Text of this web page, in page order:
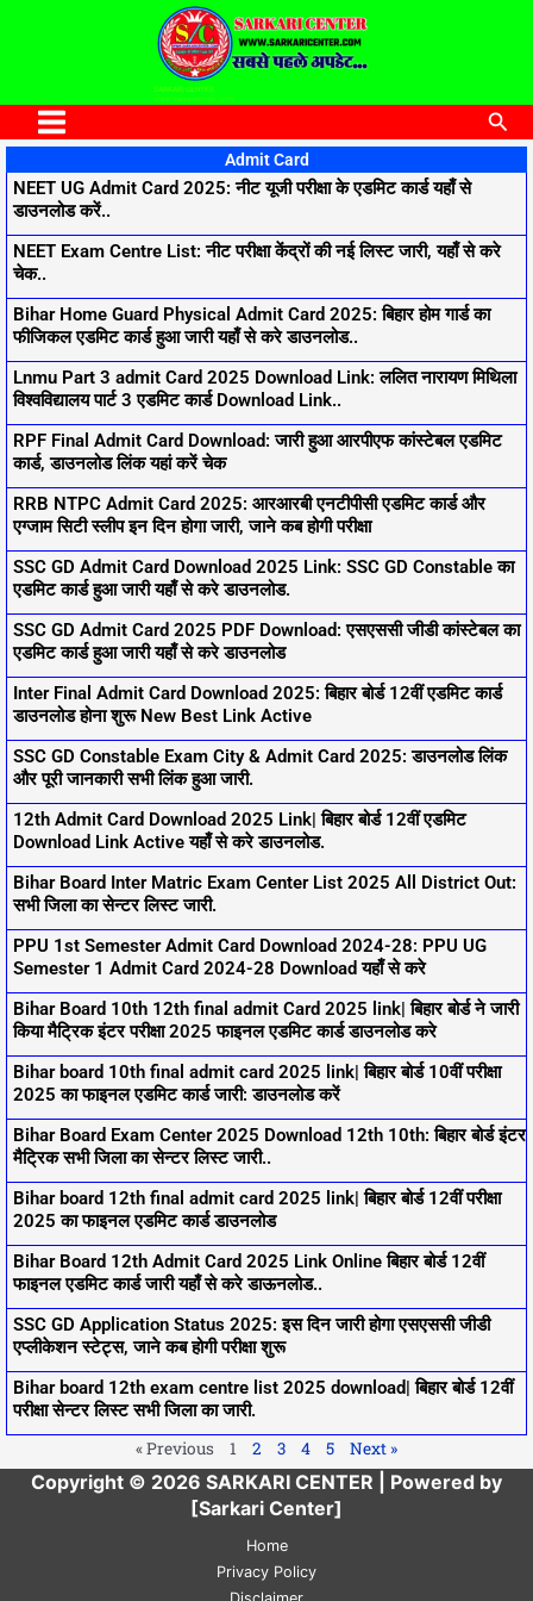
SARKARI CENTER
www.sarkaricenter.com
Main
Menu
Admit Card
NEET UG Admit Card 2025: नीट यूजी परीक्षा के एडमिट कार्ड यहाँ से
डाउनलोड करें..
NEET Exam Centre List: नीट परीक्षा केंद्रों की नई लिस्ट जारी, यहाँ से करे
चेक..
Bihar Home Guard Physical Admit Card 2025: बिहार होम गार्ड का
फीजिकल एडमिट कार्ड हुआ जारी यहाँ से करे डाउनलोड..
Lnmu Part 3 admit Card 2025 Download Link: ललित नारायण मिथिला
विश्वविद्यालय पार्ट 3 एडमिट कार्ड Download Link..
RPF Final Admit Card Download: जारी हुआ आरपीएफ कांस्टेबल एडमिट
कार्ड, डाउनलोड लिंक यहां करें चेक
RRB NTPC Admit Card 2025: आरआरबी एनटीपीसी एडमिट कार्ड और
एग्जाम सिटी स्लीप इन दिन होगा जारी, जाने कब होगी परीक्षा
SSC GD Admit Card Download 2025 Link: SSC GD Constable का
एडमिट कार्ड हुआ जारी यहाँ से करे डाउनलोड.
SSC GD Admit Card 2025 PDF Download: एसएससी जीडी कांस्टेबल का
एडमिट कार्ड हुआ जारी यहाँ से करे डाउनलोड
Inter Final Admit Card Download 2025: बिहार बोर्ड 12वीं एडमिट कार्ड
डाउनलोड होना शुरू New Best Link Active
SSC GD Constable Exam City & Admit Card 2025: डाउनलोड लिंक
और पूरी जानकारी सभी लिंक हुआ जारी.
12th Admit Card Download 2025 Link| बिहार बोर्ड 12वीं एडमिट
Download Link Active यहाँ से करे डाउनलोड.
Bihar Board Inter Matric Exam Center List 2025 All District Out:
सभी जिला का सेन्टर लिस्ट जारी.
PPU 1st Semester Admit Card Download 2024-28: PPU UG
Semester 1 Admit Card 2024-28 Download यहाँ से करे
Bihar Board 10th 12th final admit Card 2025 link| बिहार बोर्ड ने जारी
किया मैट्रिक इंटर परीक्षा 2025 फाइनल एडमिट कार्ड डाउनलोड करे
Bihar board 10th final admit card 2025 link| बिहार बोर्ड 10वीं परीक्षा
2025 का फाइनल एडमिट कार्ड जारी: डाउनलोड करें
Bihar Board Exam Center 2025 Download 12th 10th: बिहार बोर्ड इंटर
मैट्रिक सभी जिला का सेन्टर लिस्ट जारी..
Bihar board 12th final admit card 2025 link| बिहार बोर्ड 12वीं परीक्षा
2025 का फाइनल एडमिट कार्ड डाउनलोड
Bihar Board 12th Admit Card 2025 Link Online बिहार बोर्ड 12वीं
फाइनल एडमिट कार्ड जारी यहाँ से करे डाऊनलोड..
SSC GD Application Status 2025: इस दिन जारी होगा एसएससी जीडी
एप्लीकेशन स्टेट्स, जाने कब होगी परीक्षा शुरू
Bihar board 12th exam centre list 2025 download| बिहार बोर्ड 12वीं
परीक्षा सेन्टर लिस्ट सभी जिला का जारी.
« Previous
a
g
1
a
g
2
a
g
3
a
g
4
a
g
5 Next »
Copyright © 2026 SARKARI CENTER | Powered by
[Sarkari Center]
Home
Privacy Policy